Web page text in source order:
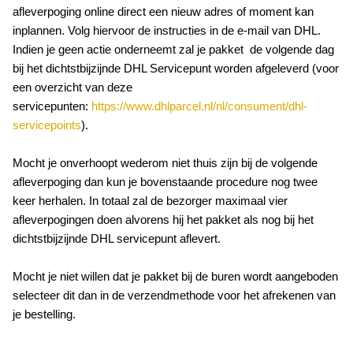
afleverpoging online direct een nieuw adres of moment kan
inplannen. Volg hiervoor de instructies in de e-mail van DHL.
Indien je geen actie onderneemt zal je pakket de volgende dag
bij het dichtstbijzijnde DHL Servicepunt worden afgeleverd (voor
een overzicht van deze
servicepunten: https://www.dhlparcel.nl/nl/consument/dhl-
servicepoints).
Mocht je onverhoopt wederom niet thuis zijn bij de volgende
afleverpoging dan kun je bovenstaande procedure nog twee
keer herhalen. In totaal zal de bezorger maximaal vier
afleverpogingen doen alvorens hij het pakket als nog bij het
dichtstbijzijnde DHL servicepunt aflevert.
Mocht je niet willen dat je pakket bij de buren wordt aangeboden
selecteer dit dan in de verzendmethode voor het afrekenen van
je bestelling.